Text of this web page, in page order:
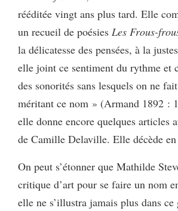
rééditée vingt ans plus tard. Elle
un recueil de poésies Les Frous-
la délicatesse des pensées, à la
elle joint ce sentiment du rythme et
des sonorités sans lesquels on ne
méritant ce nom » (Armand 1892 :
elle donne encore quelques articles
de Camille Delaville. Elle décède
On peut s’étonner que Mathilde
critique d’art pour se faire un nom
elle ne s’illustra jamais plus dans ce